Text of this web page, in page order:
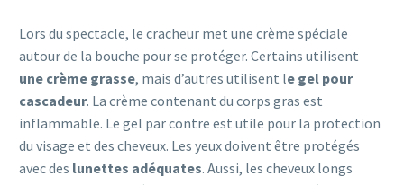
Lors du spectacle, le cracheur met une crème spéciale
autour de la bouche pour se protéger. Certains utilisent
une crème grasse, mais d’autres utilisent le gel pour
cascadeur. La crème contenant du corps gras est
inflammable. Le gel par contre est utile pour la protection
du visage et des cheveux. Les yeux doivent être protégés
avec des lunettes adéquates. Aussi, les cheveux longs